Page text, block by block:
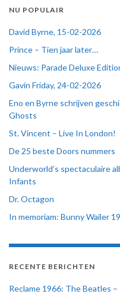
NU POPULAIR
David Byrne, 15-02-2026
Prince – Tien jaar later…
Nieuws: Parade Deluxe
Gavin Friday, 24-02-2026
Eno en Byrne schrijven
Ghosts
St. Vincent – Live In London!
De 25 beste Doors nummers
Underworld’s spectaculaire
Infants
Dr. Octagon
In memoriam: Bunny Wailer
RECENTE BERICHTEN
Reclame 1966: The Beatles –